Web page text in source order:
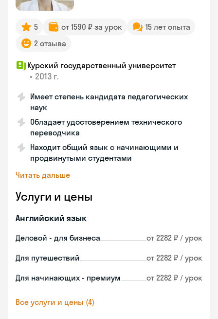
5 от 1590 ₽ за урок
15 лет опыта
2 отзыва
Курский государственный университет
• 2013 г.
Имеет степень кандидата педагогических
наук
Обладает удостоверением технического
переводчика
Находит общий язык с начинающими и
продвинутыми студентами
Читать дальше
Услуги и цены
Английский язык
Деловой - для бизнеса от 2282 ₽ / урок
Для путешествий от 2282 ₽ / урок
Для начинающих - премиум от 2282 ₽ / урок
Все услуги и цены (4)